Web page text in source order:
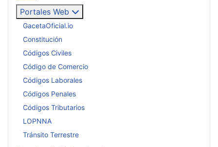
Portales Web
GacetaOficial.io
Constitución
Códigos Civiles
Código de Comercio
Códigos Laborales
Códigos Penales
Códigos Tributarios
LOPNNA
Tránsito Terrestre